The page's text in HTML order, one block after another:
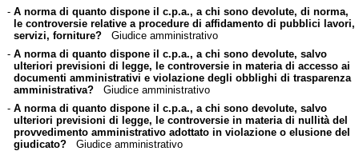
- A norma di quanto dispone il c.p.a., a chi sono devolute, di norma,
le controversie relative a procedure di affidamento di pubblici lavori,
servizi, forniture?Giudice amministrativo
- A norma di quanto dispone il c.p.a., a chi sono devolute, salvo
ulteriori previsioni di legge, le controversie in materia di accesso ai
documenti amministrativi e violazione degli obblighi di trasparenza
amministrativa?Giudice amministrativo
- A norma di quanto dispone il c.p.a., a chi sono devolute, salvo
ulteriori previsioni di legge, le controversie in materia di nullità del
provvedimento amministrativo adottato in violazione o elusione del
giudicato?Giudice amministrativo